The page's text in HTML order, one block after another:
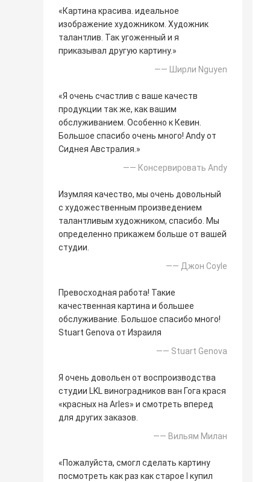
«Картина красива. идеальное
изображение художником. Художник
талантлив. Так угоженный и я
приказывал другую картину.»
—— Ширли Nguyen
«Я очень счастлив с ваше качеств
продукции так же, как вашим
обслуживанием. Особенно к Кевин.
Большое спасибо очень много! Andy от
Сиднея Австралия.»
—— Консервировать Andy
Изумляя качество, мы очень довольный
с художественным произведением
талантливым художником, спасибо. Мы
определенно прикажем больше от вашей
студии.
—— Джон Coyle
Превосходная работа! Такие
качественная картина и большее
обслуживание. Большое спасибо много!
Stuart Genova от Израиля
—— Stuart Genova
Я очень довольен от воспроизводства
студии LKL виноградников ван Гога крася
«красных на Arles» и смотреть вперед
для других заказов.
—— Вильям Милан
«Пожалуйста, смогл сделать картину
посмотреть как раз как старое I купил